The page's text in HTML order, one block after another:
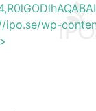
wp-